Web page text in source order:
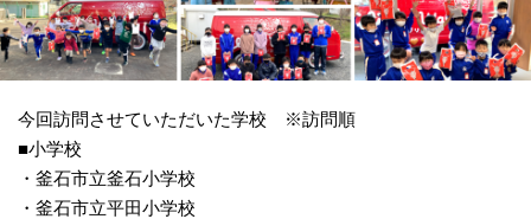
今回訪問させていただいた学校 ※訪問順
■小学校
・釜石市立釜石小学校
・釜石市立平田小学校